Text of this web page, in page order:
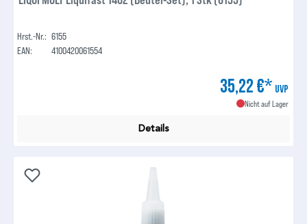
Hrst.-Nr.: 6155
EAN:
4100420061554
35,22 €* UVP
Nicht auf Lager
Details